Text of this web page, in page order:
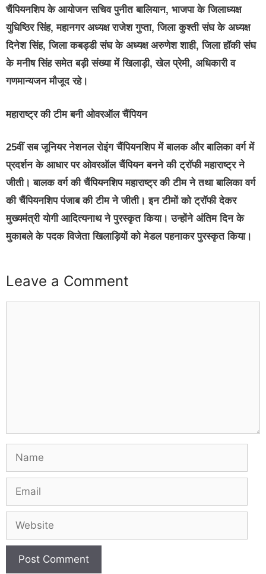
चैंपियनशिप के आयोजन सचिव पुनीत बालियान, भाजपा के जिलाध्यक्ष
युधिष्ठिर सिंह, महानगर अध्यक्ष राजेश गुप्ता, जिला कुश्ती संघ के अध्यक्ष
दिनेश सिंह, जिला कबड्डी संघ के अध्यक्ष अरुणेश शाही, जिला हॉकी संघ
के मनीष सिंह समेत बड़ी संख्या में खिलाड़ी, खेल प्रेमी, अधिकारी व
गणमान्यजन मौजूद रहे।
महाराष्ट्र की टीम बनी ओवरऑल चैंपियन
25वीं सब जूनियर नेशनल रोइंग चैंपियनशिप में बालक और बालिका वर्ग में
प्रदर्शन के आधार पर ओवरऑल चैंपियन बनने की ट्रॉफी महाराष्ट्र ने
जीती। बालक वर्ग की चैंपियनशिप महाराष्ट्र की टीम ने तथा बालिका वर्ग
की चैंपियनशिप पंजाब की टीम ने जीती। इन टीमों को ट्रॉफी देकर
मुख्यमंत्री योगी आदित्यनाथ ने पुरस्कृत किया। उन्होंने अंतिम दिन के
मुकाबले के पदक विजेता खिलाड़ियों को मेडल पहनाकर पुरस्कृत किया।
Leave a Comment